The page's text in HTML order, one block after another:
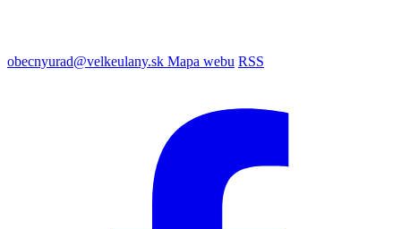
obecnyurad@velkeulany.sk Mapa webu RSS